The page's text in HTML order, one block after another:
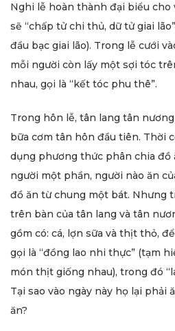
Nghi lễ hoàn thành đại biểu
sẽ “chấp tử chi thủ, dữ tử giai
đầu bạc giai lão). Trong lễ cưới
mỗi người còn lấy một sợi tóc
nhau, gọi là “kết tóc phu thê”.
Trong hôn lễ, tân lang tân
bữa cơm tân hôn đầu tiên. Thời
dụng phương thức phân chia đồ
người một phần, người nào ăn
đồ ăn từ chung một bát. Nhưng
trên bàn của tân lang và tân
gồm có: cá, lợn sữa và thịt thỏ,
gọi là “đồng lao nhi thực” (tạm
món thịt giống nhau), trong đó
Tại sao vào ngày này họ lại
ăn?